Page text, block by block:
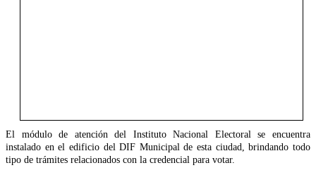
El módulo de atención del Instituto Nacional Electoral se encuentra
instalado en el edificio del DIF Municipal de esta ciudad, brindando todo
tipo de trámites relacionados con la credencial para votar.